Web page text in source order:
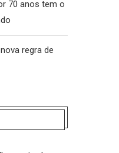
70 anos tem o
regra de